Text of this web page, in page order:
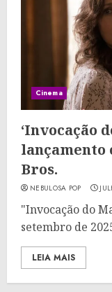
Cinema
‘Invocação
lançamento
Bros.
NEBULOSA POP
"Invocação do
setembro de
LEIA MAIS